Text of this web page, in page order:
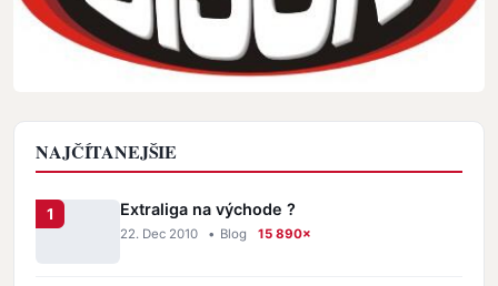
NAJČÍTANEJŠIE
Extraliga na východe ?
22. Dec 2010 • Blog 15 890×